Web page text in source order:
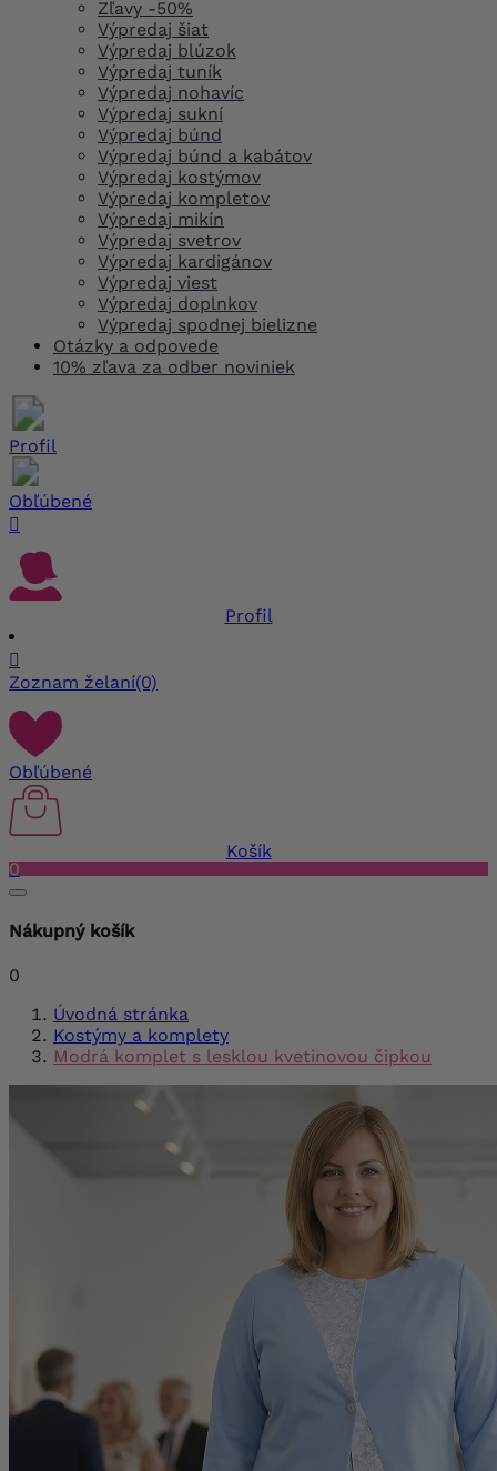
Zľavy -50%
Výpredaj šiat
Výpredaj blúzok
Výpredaj tuník
Výpredaj nohavíc
Výpredaj sukní
Výpredaj búnd
Výpredaj búnd a kabátov
Výpredaj kostýmov
Výpredaj kompletov
Výpredaj mikín
Výpredaj svetrov
Výpredaj kardigánov
Výpredaj viest
Výpredaj doplnkov
Výpredaj spodnej bielizne
Otázky a odpovede
10% zľava za odber noviniek
Profil
Obľúbené

Profil

Zoznam želaní(0)
Obľúbené
Košík
0
Nákupný košík
0
Úvodná stránka
Kostýmy a komplety
Modrá komplet s lesklou kvetinovou čipkou